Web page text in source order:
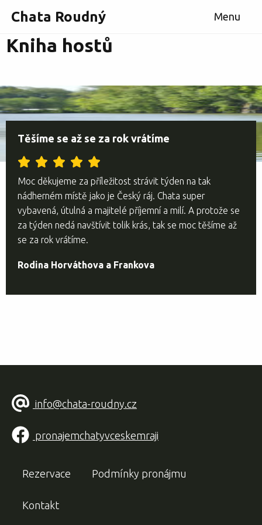
Chata Roudný Menu
Kniha hostů
Těšíme se až se za rok vrátíme
Moc děkujeme za příležitost strávit týden na tak
nádherném místě jako je Český ráj. Chata super
vybavená, útulná a majitelé příjemní a milí. A protože se
za týden nedá navštívit tolik krás, tak se moc těšíme až
se za rok vrátíme.
Rodina Horváthova a Frankova
info@chata-roudny.cz
pronajemchatyvceskemraji
Rezervace Podmínky pronájmu
Kontakt